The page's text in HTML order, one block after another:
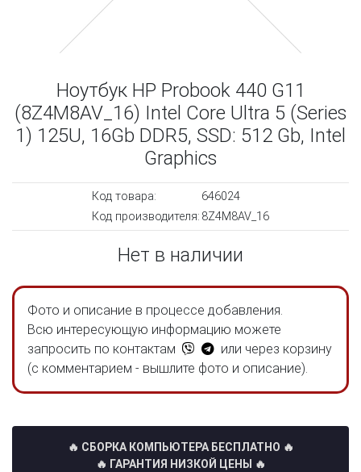
Ноутбук HP Probook 440 G11
(8Z4M8AV_16) Intel Core Ultra 5 (Series
1) 125U, 16Gb DDR5, SSD: 512 Gb, Intel
Graphics
Код товара:
646024
Код производителя: 8Z4M8AV_16
Нет в наличии
Фото и описание в процессе добавления.
Всю интересующую информацию можете
запросить по контактам
или через корзину
(с комментарием - вышлите фото и описание).
🔥 СБОРКА КОМПЬЮТЕРА БЕСПЛАТНО 🔥
🔥 ГАРАНТИЯ НИЗКОЙ ЦЕНЫ 🔥